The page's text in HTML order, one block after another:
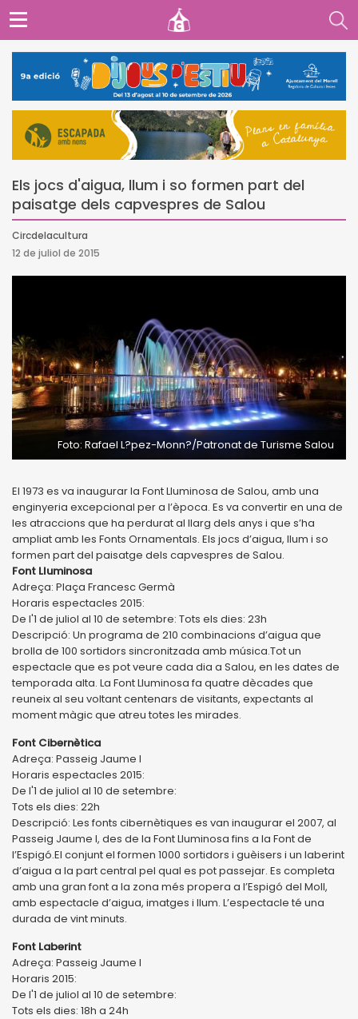
Els jocs d'aigua, llum i so formen part del
paisatge dels capvespres de Salou
Circdelacultura
12 de juliol de 2015
Foto: Rafael L?pez-Monn?/Patronat de Turisme Salou
El 1973 es va inaugurar la Font Lluminosa de Salou, amb una
enginyeria excepcional per a l’època. Es va convertir en una de
les atraccions que ha perdurat al llarg dels anys i que s’ha
ampliat amb les Fonts Ornamentals. Els jocs d’aigua, llum i so
formen part del paisatge dels capvespres de Salou.
Font Lluminosa
Adreça: Plaça Francesc Germà
Horaris espectacles 2015:
De l'1 de juliol al 10 de setembre: Tots els dies: 23h
Descripció: Un programa de 210 combinacions d’aigua que
brolla de 100 sortidors sincronitzada amb música.Tot un
espectacle que es pot veure cada dia a Salou, en les dates de
temporada alta. La Font Lluminosa fa quatre dècades que
reuneix al seu voltant centenars de visitants, expectants al
moment màgic que atreu totes les mirades.
Font Cibernètica
Adreça: Passeig Jaume I
Horaris espectacles 2015:
De l'1 de juliol al 10 de setembre:
Tots els dies: 22h
Descripció: Les fonts cibernètiques es van inaugurar el 2007, al
Passeig Jaume I, des de la Font Lluminosa fins a la Font de
l’Espigó.El conjunt el formen 1000 sortidors i guèisers i un laberint
d’aigua a la part central pel qual es pot passejar. Es completa
amb una gran font a la zona més propera a l’Espigó del Moll,
amb espectacle d’aigua, imatges i llum. L’espectacle té una
durada de vint minuts.
Font Laberint
Adreça: Passeig Jaume I
Horaris 2015:
De l'1 de juliol al 10 de setembre:
Tots els dies: 18h a 24h